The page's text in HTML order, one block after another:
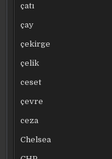
çatı
çay
çekirge
çelik
ceset
çevre
ceza
Chelsea